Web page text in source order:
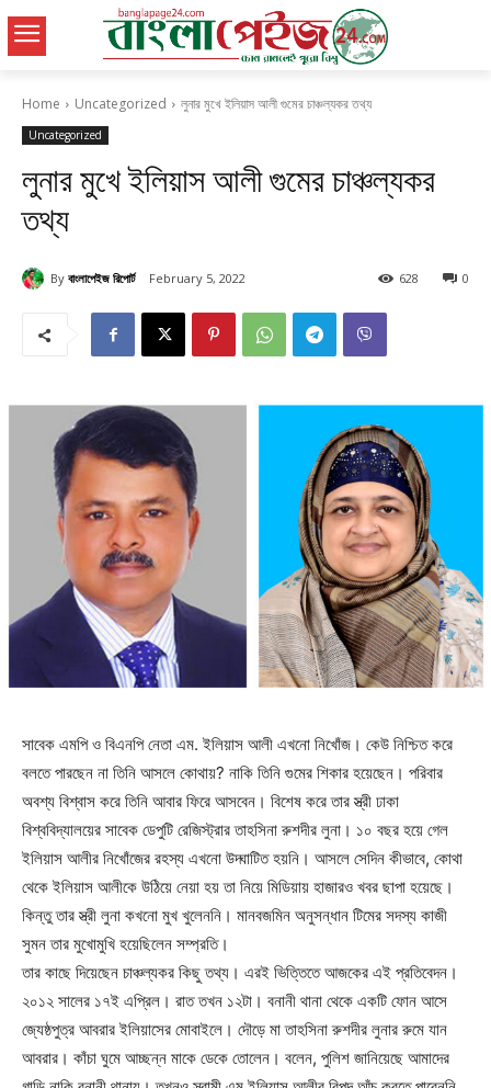
Home Uncategorized লুনার মুখে ইলিয়াস আলী গুমের চাঞ্চল্যকর তথ্য
Uncategorized
লুনার মুখে ইলিয়াস আলী গুমের চাঞ্চল্যকর
তথ্য
By বাংলাপেইজ রিপোর্ট February 5, 2022 0
628
সাবেক এমপি ও বিএনপি নেতা এম. ইলিয়াস আলী এখনো নিখোঁজ। কেউ নিশ্চিত করে
বলতে পারছেন না তিনি আসলে কোথায়? নাকি তিনি গুমের শিকার হয়েছেন। পরিবার
অবশ্য বিশ্বাস করে তিনি আবার ফিরে আসবেন। বিশেষ করে তার স্ত্রী ঢাকা
বিশ্ববিদ্যালয়ের সাবেক ডেপুটি রেজিস্ট্রার তাহসিনা রুশদীর লুনা। ১০ বছর হয়ে গেল
ইলিয়াস আলীর নিখোঁজের রহস্য এখনো উদ্ঘাটিত হয়নি। আসলে সেদিন কীভাবে, কোথা
থেকে ইলিয়াস আলীকে উঠিয়ে নেয়া হয় তা নিয়ে মিডিয়ায় হাজারও খবর ছাপা হয়েছে।
কিন্তু তার স্ত্রী লুনা কখনো মুখ খুলেননি। মানবজমিন অনুসন্ধান টিমের সদস্য কাজী
সুমন তার মুখোমুখি হয়েছিলেন সম্প্রতি।
তার কাছে দিয়েছেন চাঞ্চল্যকর কিছু তথ্য। এরই ভিত্তিতে আজকের এই প্রতিবেদন।
২০১২ সালের ১৭ই এপ্রিল। রাত তখন ১২টা। বনানী থানা থেকে একটি ফোন আসে
জ্যেষ্ঠপুত্র আবরার ইলিয়াসের মোবাইলে। দৌড়ে মা তাহসিনা রুশদীর লুনার রুমে যান
আবরার। কাঁচা ঘুমে আচ্ছন্ন মাকে ডেকে তোলেন। বলেন, পুলিশ জানিয়েছে আমাদের